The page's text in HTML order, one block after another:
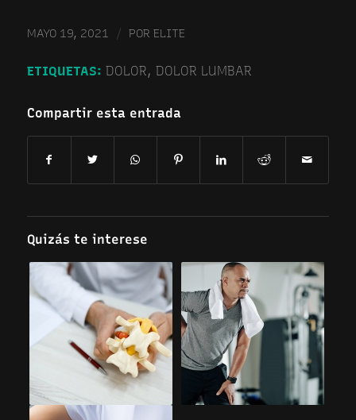
MAYO 19, 2021 / POR ELITE
ETIQUETAS: DOLOR, DOLOR LUMBAR
Compartir esta entrada
Quizás te interese